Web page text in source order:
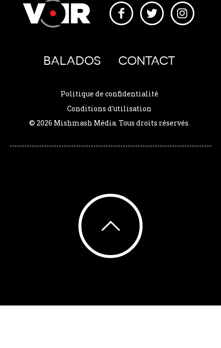
BALADOS CONTACT
Politique de confidentialité
Conditions d'utilisation
© 2026 Mishmash Média. Tous droits réservés.